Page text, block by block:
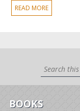
READ MORE
BOOKS